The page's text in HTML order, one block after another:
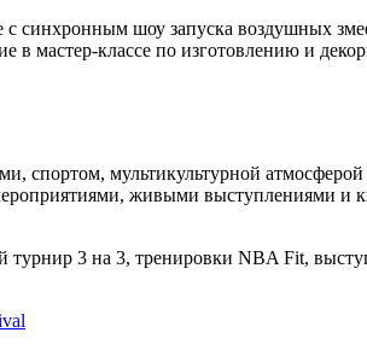
шоу запуска воздушных
в мастер-классе по изготовлению и
спортом, мультикультурной
живыми выступлениями и
3 на 3, тренировки NBA Fit,